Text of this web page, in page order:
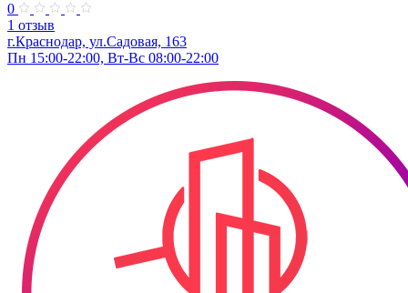
0
1 отзыв
г.Краснодар, ул.Садовая, 163
Пн 15:00-22:00, Вт-Вс 08:00-22:00